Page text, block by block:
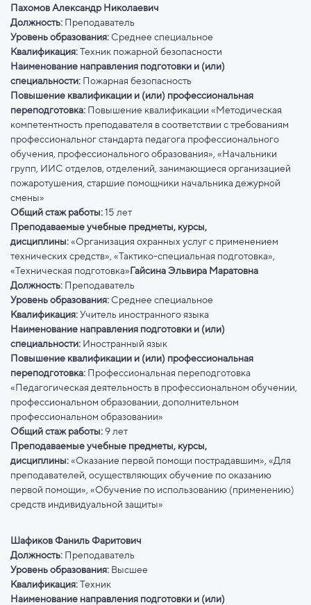
Пахомов Александр Николаевич
Должность: Преподаватель
Уровень образования: Среднее специальное
Квалификация:Техник пожарной безопасности
Наименование направления подготовки и (или)
специальности: Пожарная безопасность
Повышение квалификации и (или) профессиональная
переподготовка: Повышение квалификации «Методическая
компетентность преподавателя в соответствии с требованиям
профессиональног стандарта педагога профессионального
обучения, профессионального образования», «Начальники
групп, ИИС отделов, отделений, занимающиеся организацией
пожаротушения, старшие помощники начальника дежурной
смены»
Общий стаж работы:15 лет
Преподаваемые учебные предметы, курсы,
дисциплины:«Организация охранных услуг с применением
технических средств», «Тактико-специальная подготовка»,
«Техническая подготовка»Гайсина Эльвира Маратовна
Должность: Преподаватель
Уровень образования: Среднее специальное
Квалификация:Учитель иностранного языка
Наименование направления подготовки и (или)
специальности: Иностранный язык
Повышение квалификации и (или) профессиональная
переподготовка: Профессиональная переподготовка
«Педагогическая деятельность в профессиональном обучении,
профессиональном образовании, дополнительном
профессиональном образовании»
Общий стаж работы:9 лет
Преподаваемые учебные предметы, курсы,
дисциплины:«Оказание первой помощи пострадавшим», «Для
преподавателей, осуществляющих обучение по оказанию
первой помощи», «Обучение по использованию (применению)
средств индивидуальной защиты»
Шафиков Фаниль Фаритович
Должность: Преподаватель
Уровень образования: Высшее
Квалификация:Техник
Наименование направления подготовки и (или)